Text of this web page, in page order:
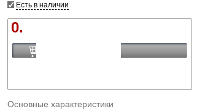
Есть в наличии
0.
Основные характеристики